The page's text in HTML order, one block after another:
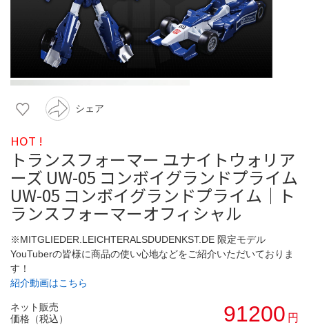
シェア
HOT !
トランスフォーマー ユナイトウォリア
ーズ UW-05 コンボイグランドプライム
UW-05 コンボイグランドプライム｜ト
ランスフォーマーオフィシャル
※MITGLIEDER.LEICHTERALSDUDENKST.DE 限定モデル
YouTuberの皆様に商品の使い心地などをご紹介いただいておりま
す！
紹介動画はこちら
ネット販売
価格（税込）
91200 円